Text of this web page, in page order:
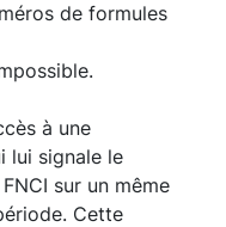
de formules
à une
lui signale le
sur un même
Cette